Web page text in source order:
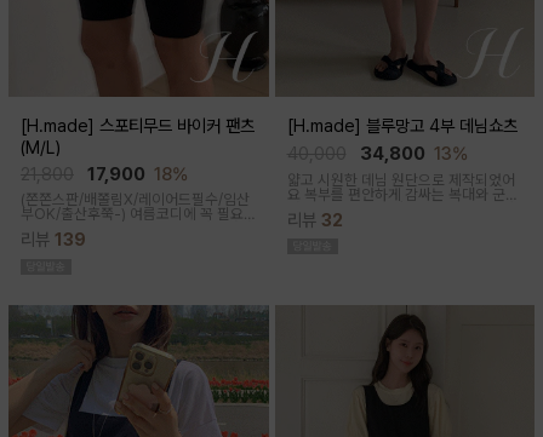
[H.made] 스포티무드 바이커 팬츠
(M/L)
17,900 18%
(쫀쫀스판/배쫄림X/레이어드필수/임산
부OK/출산후쭉-) 여름코디에 꼭 필요
츠!쫀쫀한 다리라인과 배부분은 부드럽
리뷰 139
[H.made] 블루망고 4부 데님쇼츠
34,800 13%
얇고 시원한 데님 원단으로 제작되었어
요 복부를 편안하게 감싸는 복대와 군살
스티치로 실용성과 포인트를 더했어요
리뷰 32